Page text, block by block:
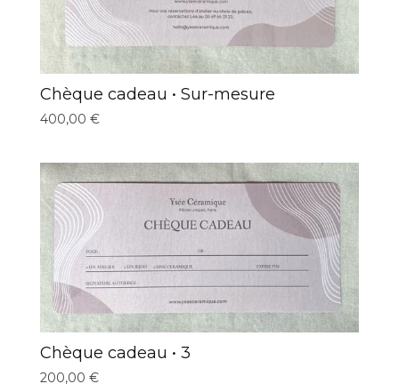
Chèque cadeau • Sur-mesure
400,00 €
Chèque cadeau • 3
200,00 €